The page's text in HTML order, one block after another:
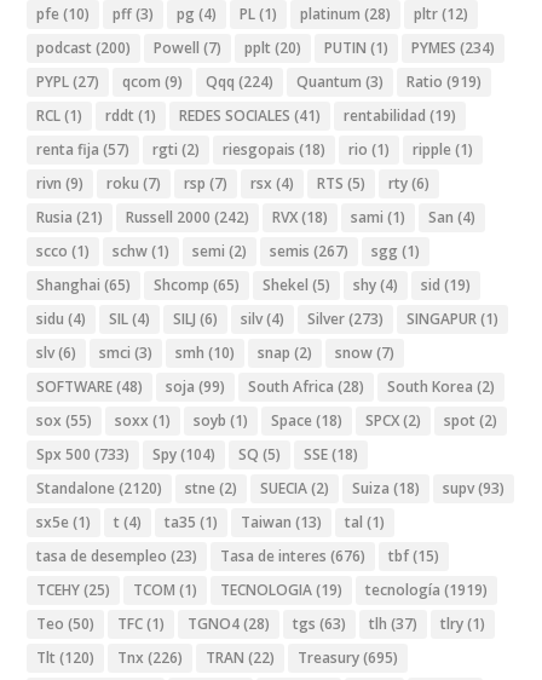
pfe (10) pff(3) pg (4) PL(1) platinum (28) pltr(12)
podcast (200) Powell (7) pplt (20) PUTIN (1) PYMES (234)
PYPL(27) qcom (9) Qqq (224) Quantum (3) Ratio (919)
RCL(1) rddt (1) REDES SOCIALES (41) rentabilidad (19)
renta fija (57) rgti (2) riesgopais (18) rio (1) ripple (1)
rivn (9) roku (7) rsp (7) rsx (4) RTS (5) rty(6)
Rusia (21) Russell 2000 (242) RVX(18) sami (1) San (4)
scco (1) schw(1) semi (2) semis (267) sgg (1)
Shanghai (65) Shcomp (65) Shekel (5) shy(4) sid (19)
sidu (4) SIL(4) SILJ (6) silv(4) Silver(273) SINGAPUR(1)
slv(6) smci (3) smh (10) snap (2) snow(7)
SOFTWARE(48) soja (99) South Africa (28) South Korea (2)
sox (55) soxx (1) soyb (1) Space (18) SPCX(2) spot (2)
Spx 500 (733) Spy(104) SQ (5) SSE(18)
Standalone (2120) stne (2) SUECIA(2) Suiza (18) supv(93)
sx5e (1) t (4) ta35 (1) Taiwan (13) tal (1)
tasa de desempleo (23) Tasa de interes (676) tbf(15)
TCEHY(25) TCOM (1) TECNOLOGIA(19) tecnología (1919)
Teo (50) TFC(1) TGNO4(28) tgs (63) tlh (37) tlry(1)
Tlt (120) Tnx (226) TRAN (22) Treasury(695)